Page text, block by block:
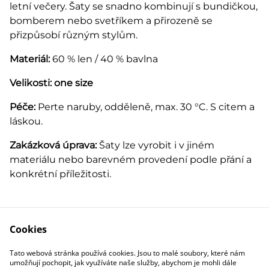
letní večery. Šaty se snadno kombinují s bundičkou,
bomberem nebo svetříkem a přirozeně se
přizpůsobí různým stylům.
Materiál:60 % len / 40 % bavlna
Velikosti: one size
Péče:Perte naruby, odděleně, max. 30 °C. S citem a
láskou.
Zakázková úprava:Šaty lze vyrobit i v jiném
materiálu nebo barevném provedení podle přání a
konkrétní příležitosti.
Obchodní
Zásady ochrany
Cookies
Tato webová stránka používá cookies. Jsou to malé soubory, které nám
umožňují pochopit, jak využíváte naše služby, abychom je mohli dále